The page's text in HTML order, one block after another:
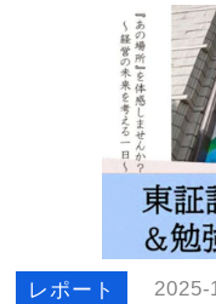
レポート 2025-